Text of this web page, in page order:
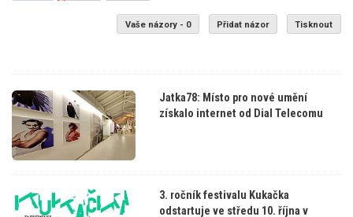
Vaše názory - 0 Přidat názor Tisknout
Jatka78: Místo pro nové umění
získalo internet od Dial Telecomu
3. ročník festivalu Kukačka
odstartuje ve středu 10. října v